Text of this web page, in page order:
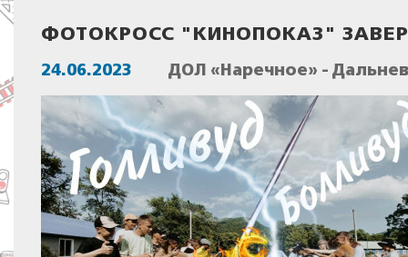
ФОТОКРОСС "КИНОПОКАЗ"
24.06.2023 ДОЛ «Наречное» -